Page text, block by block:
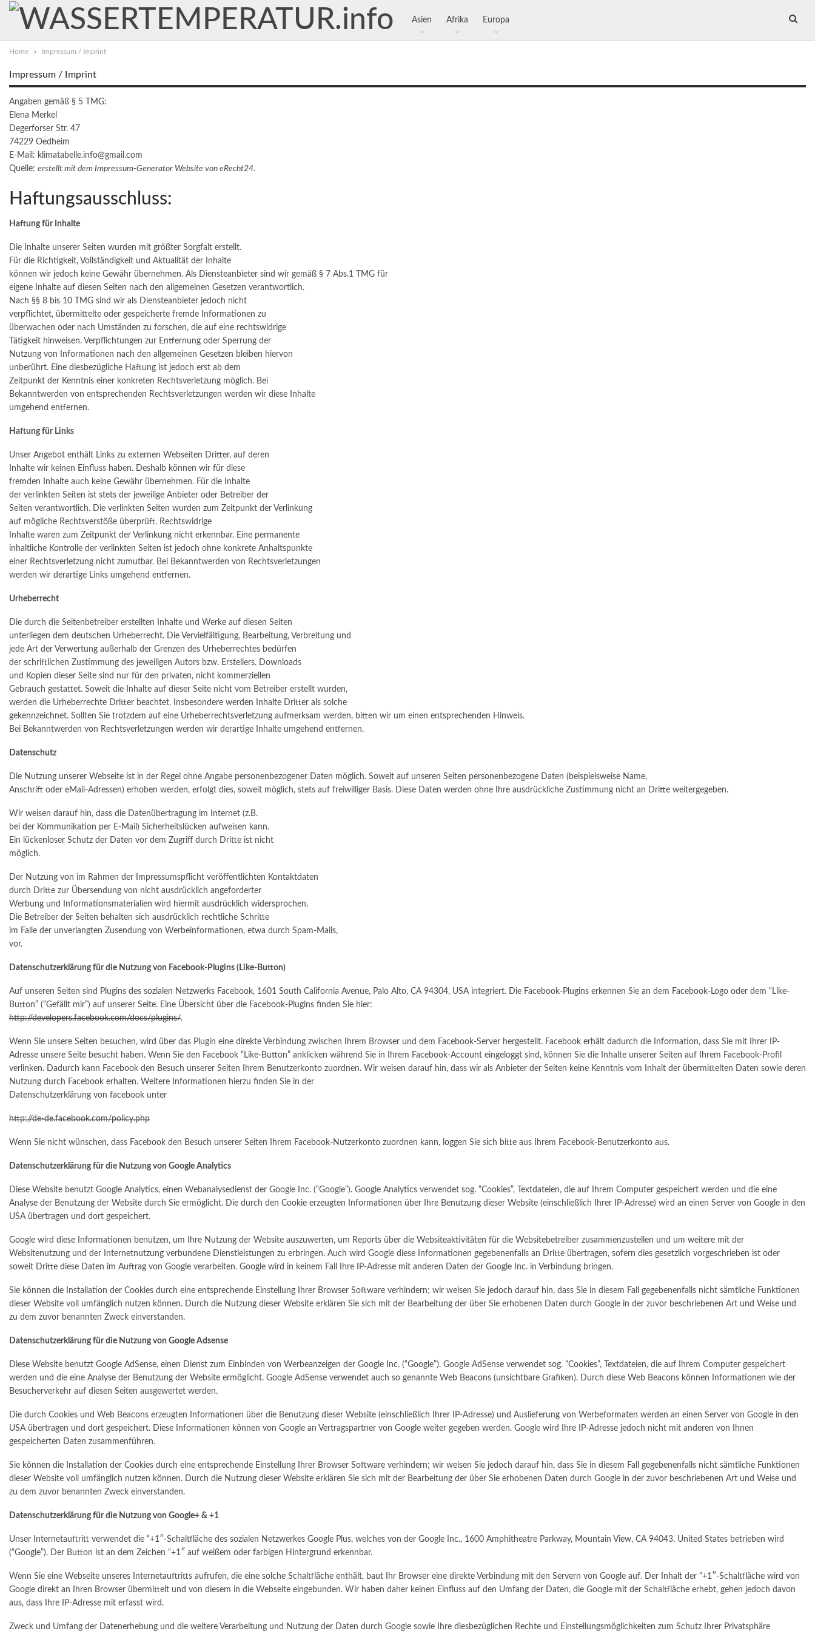
Asien Afrika Europa
Home Impressum / Imprint
Impressum / Imprint
Angaben gemäß § 5 TMG:
Elena Merkel
Degerforser Str. 47
74229 Oedheim
E-Mail: klimatabelle.info@gmail.com
Quelle: erstellt mit dem Impressum-Generator Website von eRecht24.
Haftungsausschluss:
Haftung für Inhalte
Die Inhalte unserer Seiten wurden mit größter Sorgfalt erstellt.
Für die Richtigkeit, Vollständigkeit und Aktualität der Inhalte
können wir jedoch keine Gewähr übernehmen. Als Diensteanbieter sind wir gemäß § 7 Abs.1 TMG für
eigene Inhalte auf diesen Seiten nach den allgemeinen Gesetzen verantwortlich.
Nach §§ 8 bis 10 TMG sind wir als Diensteanbieter jedoch nicht
verpflichtet, übermittelte oder gespeicherte fremde Informationen zu
überwachen oder nach Umständen zu forschen, die auf eine rechtswidrige
Tätigkeit hinweisen. Verpflichtungen zur Entfernung oder Sperrung der
Nutzung von Informationen nach den allgemeinen Gesetzen bleiben hiervon
unberührt. Eine diesbezügliche Haftung ist jedoch erst ab dem
Zeitpunkt der Kenntnis einer konkreten Rechtsverletzung möglich. Bei
Bekanntwerden von entsprechenden Rechtsverletzungen werden wir diese Inhalte
umgehend entfernen.
Haftung für Links
Unser Angebot enthält Links zu externen Webseiten Dritter, auf deren
Inhalte wir keinen Einfluss haben. Deshalb können wir für diese
fremden Inhalte auch keine Gewähr übernehmen. Für die Inhalte
der verlinkten Seiten ist stets der jeweilige Anbieter oder Betreiber der
Seiten verantwortlich. Die verlinkten Seiten wurden zum Zeitpunkt der Verlinkung
auf mögliche Rechtsverstöße überprüft. Rechtswidrige
Inhalte waren zum Zeitpunkt der Verlinkung nicht erkennbar. Eine permanente
inhaltliche Kontrolle der verlinkten Seiten ist jedoch ohne konkrete Anhaltspunkte
einer Rechtsverletzung nicht zumutbar. Bei Bekanntwerden von Rechtsverletzungen
werden wir derartige Links umgehend entfernen.
Urheberrecht
Die durch die Seitenbetreiber erstellten Inhalte und Werke auf diesen Seiten
unterliegen dem deutschen Urheberrecht. Die Vervielfältigung, Bearbeitung, Verbreitung und
jede Art der Verwertung außerhalb der Grenzen des Urheberrechtes bedürfen
der schriftlichen Zustimmung des jeweiligen Autors bzw. Erstellers. Downloads
und Kopien dieser Seite sind nur für den privaten, nicht kommerziellen
Gebrauch gestattet. Soweit die Inhalte auf dieser Seite nicht vom Betreiber erstellt wurden,
werden die Urheberrechte Dritter beachtet. Insbesondere werden Inhalte Dritter als solche
gekennzeichnet. Sollten Sie trotzdem auf eine Urheberrechtsverletzung aufmerksam werden, bitten wir um einen entsprechenden Hinweis.
Bei Bekanntwerden von Rechtsverletzungen werden wir derartige Inhalte umgehend entfernen.
Datenschutz
Die Nutzung unserer Webseite ist in der Regel ohne Angabe personenbezogener Daten möglich. Soweit auf unseren Seiten personenbezogene Daten (beispielsweise Name,
Anschrift oder eMail-Adressen) erhoben werden, erfolgt dies, soweit möglich, stets auf freiwilliger Basis. Diese Daten werden ohne Ihre ausdrückliche Zustimmung nicht an Dritte weitergegeben.
Wir weisen darauf hin, dass die Datenübertragung im Internet (z.B.
bei der Kommunikation per E-Mail) Sicherheitslücken aufweisen kann.
Ein lückenloser Schutz der Daten vor dem Zugriff durch Dritte ist nicht
möglich.
Der Nutzung von im Rahmen der Impressumspflicht veröffentlichten Kontaktdaten
durch Dritte zur Übersendung von nicht ausdrücklich angeforderter
Werbung und Informationsmaterialien wird hiermit ausdrücklich widersprochen.
Die Betreiber der Seiten behalten sich ausdrücklich rechtliche Schritte
im Falle der unverlangten Zusendung von Werbeinformationen, etwa durch Spam-Mails,
vor.
Datenschutzerklärung für die Nutzung von Facebook-Plugins (Like-Button)
Auf unseren Seiten sind Plugins des sozialen Netzwerks Facebook, 1601 South California Avenue, Palo Alto, CA 94304, USA integriert. Die Facebook-Plugins erkennen Sie an dem Facebook-Logo oder dem “Like-
Button” (“Gefällt mir”) auf unserer Seite. Eine Übersicht über die Facebook-Plugins finden Sie hier:
http://developers.facebook.com/docs/plugins/.
Wenn Sie unsere Seiten besuchen, wird über das Plugin eine direkte Verbindung zwischen Ihrem Browser und dem Facebook-Server hergestellt. Facebook erhält dadurch die Information, dass Sie mit Ihrer IP-
Adresse unsere Seite besucht haben. Wenn Sie den Facebook “Like-Button” anklicken während Sie in Ihrem Facebook-Account eingeloggt sind, können Sie die Inhalte unserer Seiten auf Ihrem Facebook-Profil
verlinken. Dadurch kann Facebook den Besuch unserer Seiten Ihrem Benutzerkonto zuordnen. Wir weisen darauf hin, dass wir als Anbieter der Seiten keine Kenntnis vom Inhalt der übermittelten Daten sowie deren
Nutzung durch Facebook erhalten. Weitere Informationen hierzu finden Sie in der
Datenschutzerklärung von facebook unter
http://de-de.facebook.com/policy.php
Wenn Sie nicht wünschen, dass Facebook den Besuch unserer Seiten Ihrem Facebook-Nutzerkonto zuordnen kann, loggen Sie sich bitte aus Ihrem Facebook-Benutzerkonto aus.
Datenschutzerklärung für die Nutzung von Google Analytics
Diese Website benutzt Google Analytics, einen Webanalysedienst der Google Inc. (“Google”). Google Analytics verwendet sog. “Cookies”, Textdateien, die auf Ihrem Computer gespeichert werden und die eine
Analyse der Benutzung der Website durch Sie ermöglicht. Die durch den Cookie erzeugten Informationen über Ihre Benutzung dieser Website (einschließlich Ihrer IP-Adresse) wird an einen Server von Google in den
USA übertragen und dort gespeichert.
Google wird diese Informationen benutzen, um Ihre Nutzung der Website auszuwerten, um Reports über die Websiteaktivitäten für die Websitebetreiber zusammenzustellen und um weitere mit der
Websitenutzung und der Internetnutzung verbundene Dienstleistungen zu erbringen. Auch wird Google diese Informationen gegebenenfalls an Dritte übertragen, sofern dies gesetzlich vorgeschrieben ist oder
soweit Dritte diese Daten im Auftrag von Google verarbeiten. Google wird in keinem Fall Ihre IP-Adresse mit anderen Daten der Google Inc. in Verbindung bringen.
Sie können die Installation der Cookies durch eine entsprechende Einstellung Ihrer Browser Software verhindern; wir weisen Sie jedoch darauf hin, dass Sie in diesem Fall gegebenenfalls nicht sämtliche Funktionen
dieser Website voll umfänglich nutzen können. Durch die Nutzung dieser Website erklären Sie sich mit der Bearbeitung der über Sie erhobenen Daten durch Google in der zuvor beschriebenen Art und Weise und
zu dem zuvor benannten Zweck einverstanden.
Datenschutzerklärung für die Nutzung von Google Adsense
Diese Website benutzt Google AdSense, einen Dienst zum Einbinden von Werbeanzeigen der Google Inc. (“Google”). Google AdSense verwendet sog. “Cookies”, Textdateien, die auf Ihrem Computer gespeichert
werden und die eine Analyse der Benutzung der Website ermöglicht. Google AdSense verwendet auch so genannte Web Beacons (unsichtbare Grafiken). Durch diese Web Beacons können Informationen wie der
Besucherverkehr auf diesen Seiten ausgewertet werden.
Die durch Cookies und Web Beacons erzeugten Informationen über die Benutzung dieser Website (einschließlich Ihrer IP-Adresse) und Auslieferung von Werbeformaten werden an einen Server von Google in den
USA übertragen und dort gespeichert. Diese Informationen können von Google an Vertragspartner von Google weiter gegeben werden. Google wird Ihre IP-Adresse jedoch nicht mit anderen von Ihnen
gespeicherten Daten zusammenführen.
Sie können die Installation der Cookies durch eine entsprechende Einstellung Ihrer Browser Software verhindern; wir weisen Sie jedoch darauf hin, dass Sie in diesem Fall gegebenenfalls nicht sämtliche Funktionen
dieser Website voll umfänglich nutzen können. Durch die Nutzung dieser Website erklären Sie sich mit der Bearbeitung der über Sie erhobenen Daten durch Google in der zuvor beschriebenen Art und Weise und
zu dem zuvor benannten Zweck einverstanden.
Datenschutzerklärung für die Nutzung von Google+ & +1
Unser Internetauftritt verwendet die “+1″-Schaltfläche des sozialen Netzwerkes Google Plus, welches von der Google Inc., 1600 Amphitheatre Parkway, Mountain View, CA 94043, United States betrieben wird
(“Google”). Der Button ist an dem Zeichen “+1″ auf weißem oder farbigen Hintergrund erkennbar.
Wenn Sie eine Webseite unseres Internetauftritts aufrufen, die eine solche Schaltfläche enthält, baut Ihr Browser eine direkte Verbindung mit den Servern von Google auf. Der Inhalt der “+1″-Schaltfläche wird von
Google direkt an Ihren Browser übermittelt und von diesem in die Webseite eingebunden. Wir haben daher keinen Einfluss auf den Umfang der Daten, die Google mit der Schaltfläche erhebt, gehen jedoch davon
aus, dass Ihre IP-Adresse mit erfasst wird.
Zweck und Umfang der Datenerhebung und die weitere Verarbeitung und Nutzung der Daten durch Google sowie Ihre diesbezüglichen Rechte und Einstellungsmöglichkeiten zum Schutz Ihrer Privatsphäre